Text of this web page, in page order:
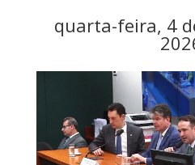
quarta-feira, 4